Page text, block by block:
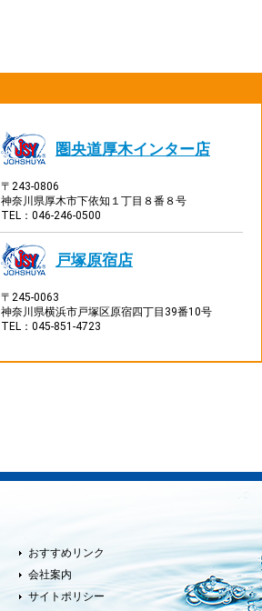
圏央道厚木インター店
〒243-0806
神奈川県厚木市下依知１丁目８番８号
TEL：046-246-0500
戸塚原宿店
〒245-0063
神奈川県横浜市戸塚区原宿四丁目39番10号
TEL：045-851-4723
おすすめリンク
会社案内
サイトポリシー